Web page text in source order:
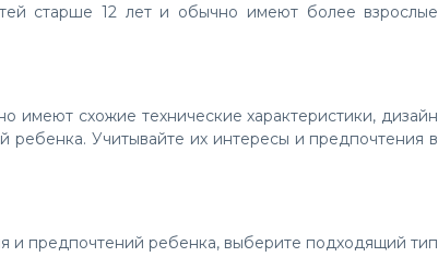
старше 12 лет и обычно имеют более взрослые
имеют схожие технические характеристики, дизайн
ребенка. Учитывайте их интересы и предпочтения в
и предпочтений ребенка, выберите подходящий тип